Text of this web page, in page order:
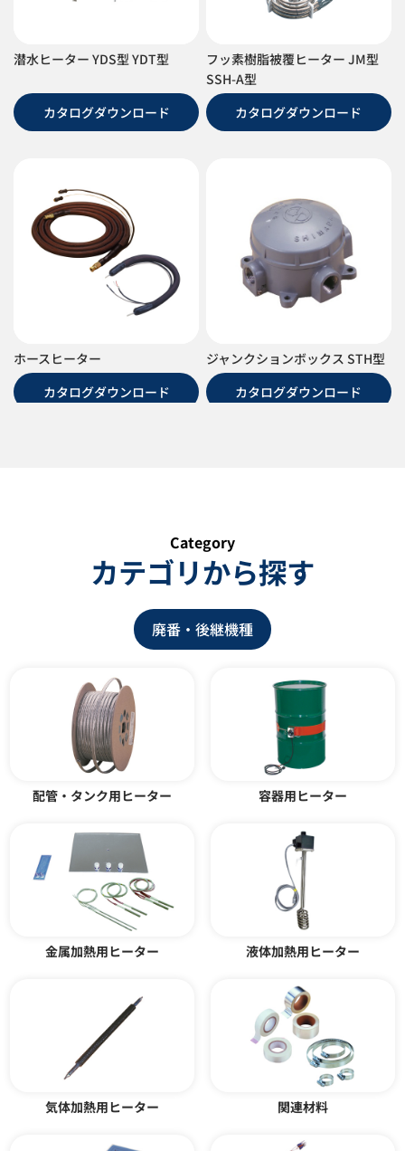
潜水ヒーター YDS型 YDT型
カタログダウンロード
フッ素樹脂被覆ヒーター JM型
SSH-A型
カタログダウンロード
ホースヒーター
カタログダウンロード
ジャンクションボックス STH型
カタログダウンロード
温度調節器 YDD-30型
簡易防滴温度調節器 YWP型
熱風発生器 JAC型
カタログダウンロード
シリコンコードヒーター C型
カタログダウンロード
Category
カテゴリから探す
廃番・後継機種
配管・タンク用ヒーター 容器用ヒーター
金属加熱用ヒーター 液体加熱用ヒーター
気体加熱用ヒーター 関連材料